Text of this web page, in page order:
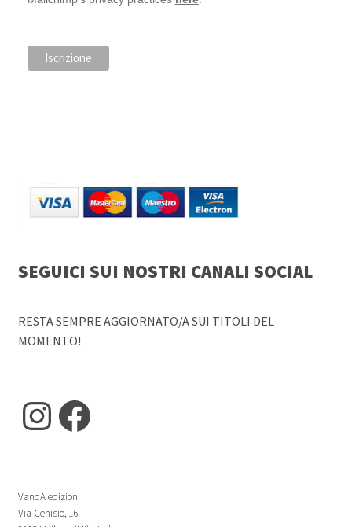
SEGUICI SUI NOSTRI CANALI SOCIAL
RESTA SEMPRE AGGIORNATO/A SUI TITOLI DEL
MOMENTO!
Instagram
Facebook
VandA edizioni
Via Cenisio, 16